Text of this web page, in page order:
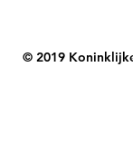
© 2019